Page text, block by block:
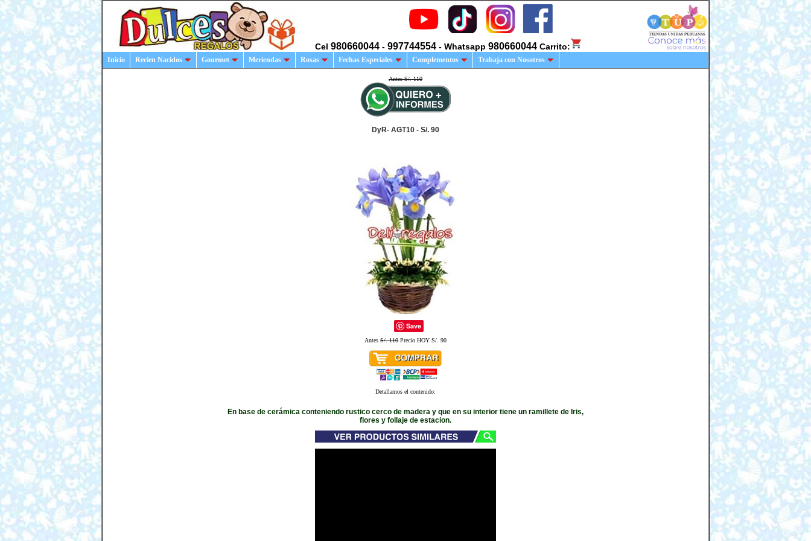
Cel 980660044 - 997744554 - Whatsapp 980660044 Carrito:
Inicio Recien Nacidos Gourmet Meriendas Rosas Fechas Especiales Complementos Trabaja con Nosotros
Antes S/. 110
DyR- AGT10 - S/. 90
Save
Antes S/. 110 Precio HOY S/. 90
Detallamos el contenido:
En base de cerámica conteniendo rustico cerco de madera y que en su interior tiene un ramillete de Iris,
flores y follaje de estacion.